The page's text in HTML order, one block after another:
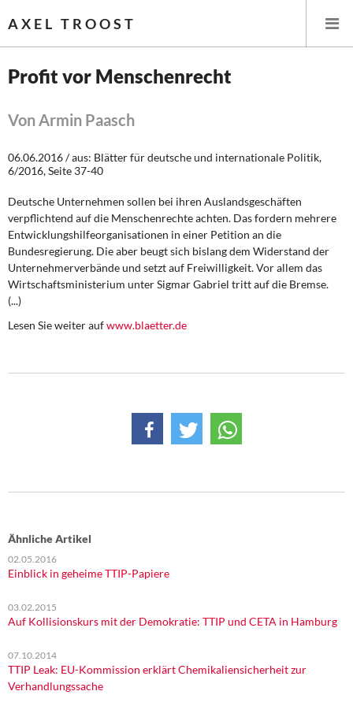
AXEL TROOST
Wirtschaftspolitik
Steuer- und Finanzpolitik
Öffentliche Infrastruktur und Daseinsvorsorge
Eurokrise und Griechenland
Über mich
Profit vor Menschenrecht
Von Armin Paasch
06.06.2016 / aus: Blätter für deutsche und internationale Politik,
6/2016, Seite 37-40
Deutsche Unternehmen sollen bei ihren Auslandsgeschäften
verpflichtend auf die Menschenrechte achten. Das fordern mehrere
Entwicklungshilfeorganisationen in einer Petition an die
Bundesregierung. Die aber beugt sich bislang dem Widerstand der
Unternehmerverbände und setzt auf Freiwilligkeit. Vor allem das
Wirtschaftsministerium unter Sigmar Gabriel tritt auf die Bremse.
(...)
Lesen Sie weiter aufwww.blaetter.de
Ähnliche Artikel
02.05.2016
Einblick in geheime TTIP-Papiere
03.02.2015
Auf Kollisionskurs mit der Demokratie: TTIP und CETA in Hamburg
07.10.2014
TTIP Leak: EU-Kommission erklärt Chemikaliensicherheit zur
Verhandlungssache